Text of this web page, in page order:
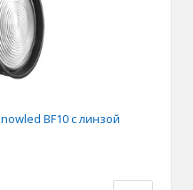
BF10 с линзой